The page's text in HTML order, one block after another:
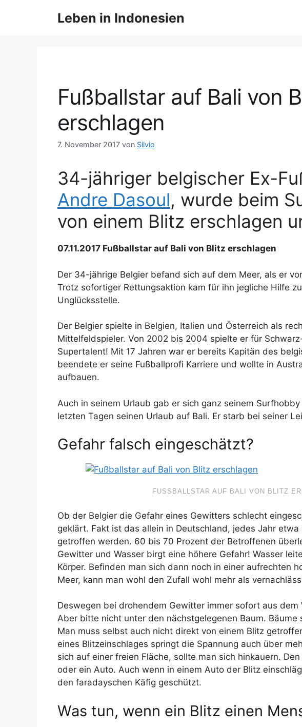
Leben in Indonesien
Fußballstar auf Bali von
erschlagen
7. November 2017 von Silvio
34-jähriger belgischer Ex-
Andre Dasoul, wurde beim
von einem Blitz erschlagen
07.11.2017 Fußballstar auf Bali von Blitz erschlagen
Der 34-jährige Belgier befand sich auf dem Meer, als er
Trotz sofortiger Rettungsaktion kam für ihn jegliche Hilfe
Unglücksstelle.
Der Belgier spielte in Belgien, Italien und Österreich als
Mittelfeldspieler. Von 2002 bis 2004 spielte er für
Supertalent! Mit 17 Jahren war er bereits Kapitän des
beendete er seine Fußballprofi Karriere und wollte in
aufbauen.
Auch in seinem Urlaub gab er sich ganz seinem
letzten Tagen seinen Urlaub auf Bali. Er starb bei seiner
Gefahr falsch eingeschätzt?
FUSSBALLSTAR AUF BALI VON BLITZ
Ob der Belgier die Gefahr eines Gewitters schlecht
geklärt. Fakt ist das allein in Deutschland, jedes Jahr
getroffen werden. 60 bis 70 Prozent der Betroffenen
Gewitter und Wasser birgt eine höhere Gefahr! Wasser
Körper. Befinden man sich dann noch in einer aufrechten
Meer, kann man wohl den Zufall wohl mehr als
Deswegen bei drohendem Gewitter immer sofort aus dem
Aber bitte nicht unter den nächstgelegenen Baum. Bäume
Man muss selbst auch nicht direkt von einem Blitz
eines Blitzeinschlages springt die Spannung auch über
sich auf einer freien Fläche, sollte man sich hinkauern.
oder ein Auto. Auch wenn in einem Auto der Blitz
den faradayschen Käfig geschützt.
Was tun, wenn ein Blitz einen